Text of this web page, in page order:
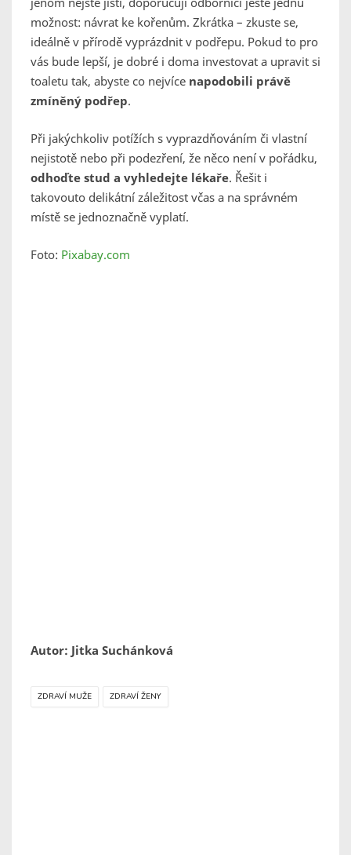
možnost: návrat ke kořenům. Zkrátka – zkuste se,
ideálně v přírodě vyprázdnit v podřepu. Pokud to pro
vás bude lepší, je dobré i doma investovat a upravit si
toaletu tak, abyste co nejvíce napodobili právě
zmíněný podřep.
Při jakýchkoliv potížích s vyprazdňováním či vlastní
nejistotě nebo při podezření, že něco není v pořádku,
odhoďte stud a vyhledejte lékaře. Řešit i
takovouto delikátní záležitost včas a na správném
místě se jednoznačně vyplatí.
Foto: Pixabay.com
Autor: Jitka Suchánková
ZDRAVÍ MUŽE ZDRAVÍ ŽENY